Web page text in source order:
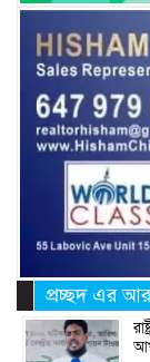
প্রচ্ছদ এর